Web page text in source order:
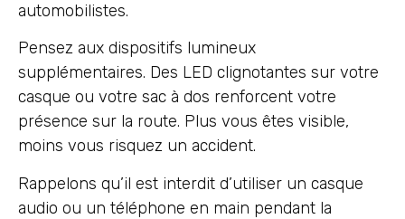
automobilistes.
Pensez aux dispositifs lumineux
supplémentaires. Des LED clignotantes sur votre
casque ou votre sac à dos renforcent votre
présence sur la route. Plus vous êtes visible,
moins vous risquez un accident.
Rappelons qu’il est interdit d’utiliser un casque
audio ou un téléphone en main pendant la